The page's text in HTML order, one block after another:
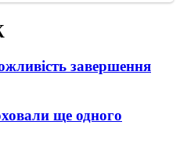
завершення
ще одного